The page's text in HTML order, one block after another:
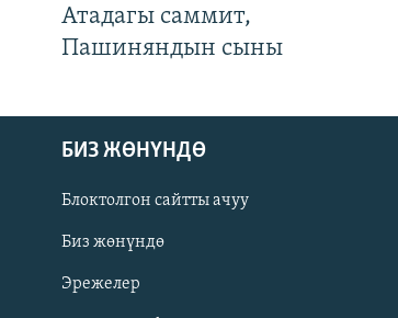
Русский
Атадагы саммит,
Пашиняндын сыны
БИЗ ЖӨНҮНДӨ
Блоктолгон сайтты ачуу
Биз жөнүндө
Эрежелер